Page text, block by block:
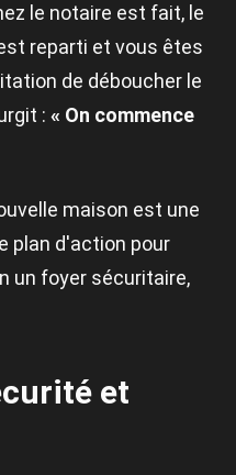
le notaire est fait, le
reparti et vous êtes
de déboucher le
: « On commence
maison est une
plan d'action pour
un foyer sécuritaire,
et